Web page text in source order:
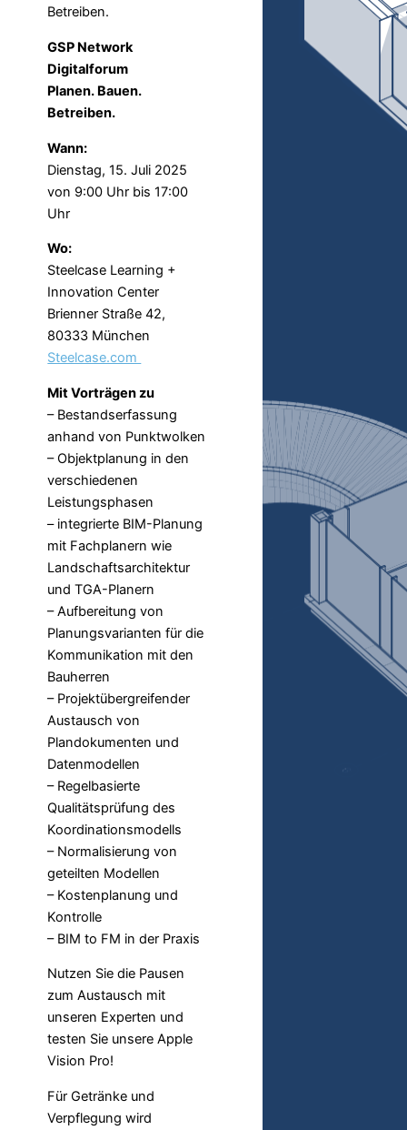
Betreiben.
GSP Network
Digitalforum
Planen. Bauen.
Betreiben.
Wann:
Dienstag, 15. Juli 2025
von 9:00 Uhr bis 17:00
Uhr
Wo:
Steelcase Learning +
Innovation Center
Brienner Straße 42,
80333 München
Steelcase.com
Mit Vorträgen zu
– Bestandserfassung
anhand von Punktwolken
– Objektplanung in den
verschiedenen
Leistungsphasen
– integrierte BIM-Planung
mit Fachplanern wie
Landschaftsarchitektur
und TGA-Planern
– Aufbereitung von
Planungsvarianten für die
Kommunikation mit den
Bauherren
– Projektübergreifender
Austausch von
Plandokumenten und
Datenmodellen
– Regelbasierte
Qualitätsprüfung des
Koordinationsmodells
– Normalisierung von
geteilten Modellen
– Kostenplanung und
Kontrolle
– BIM to FM in der Praxis
Nutzen Sie die Pausen
zum Austausch mit
unseren Experten und
testen Sie unsere Apple
Vision Pro!
Für Getränke und
Verpflegung wird